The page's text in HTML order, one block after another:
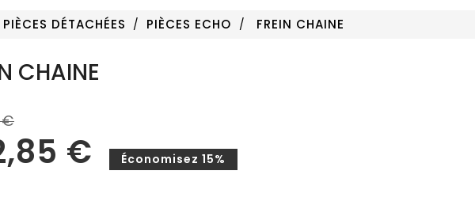
PIÈCES DÉTACHÉES PIÈCES ECHO FREIN CHAINE
CHAINE
€
€
Économisez 15%